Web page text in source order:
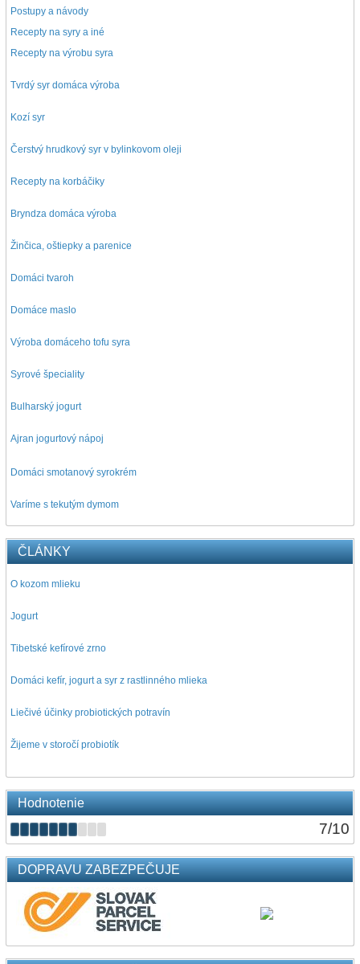
Postupy a návody
Recepty na syry a iné
Recepty na výrobu syra
Tvrdý syr domáca výroba
Kozí syr
Čerstvý hrudkový syr v bylinkovom oleji
Recepty na korbáčiky
Bryndza domáca výroba
Žinčica, oštiepky a parenice
Domáci tvaroh
Domáce maslo
Výroba domáceho tofu syra
Syrové špeciality
Bulharský jogurt
Ajran jogurtový nápoj
Domáci smotanový syrokrém
Varíme s tekutým dymom
ČLÁNKY
O kozom mlieku
Jogurt
Tibetské kefírové zrno
Domáci kefír, jogurt a syr z rastlinného mlieka
Liečivé účinky probiotických potravín
Žijeme v storočí probiotík
Hodnotenie
7/10
DOPRAVU ZABEZPEČUJE